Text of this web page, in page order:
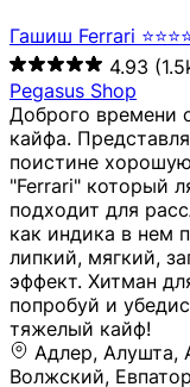
Гашиш Ferrari
4.93
Pegasus Shop
Доброго времени
кайфа.
поистине
"Ferrari" который
подходит для
как индика в нем
липкий, мягкий,
эффект. Хитман
попробуй и
тяжелый кайф!
Адлер, Алушта, Астрахань, Бахчисарай, Волгоград, Волжский, Евпатория, Екатеринбург, Ишимбай, Казань, Керчь, Копейск, Курск, Рыльск, Саки, Салават, Симферополь, Сочи, Старый Крым, Стерлитамак, Судак, Уфа, Феодосия, Хабаровск, Челябинск, Ялта, Джанкой, Новосибирск, Щёлкино, Санкт-Петербург, Мурманск, Сургут, Невинномысск, Черкесск, Усть-Лабинск, Геленджик, Ставрополь, Калуга, Елец, Лебедянь, Данков, Жуковский, Оренбург, Орск (Оренбургская область), Магнитогорск, Пермь, Зеленоград, Солнечногорск, Нижний Новгород, Лысково, Заволжье, Кстово, Балахна (Нижегородская область), Богородск, Бор (Нижегородская область), Саратов, Энгельс, Ижевск, Тюмень, Ростов-на-Дону, Шахты, Новочеркасск, Батайск, Аксай, Люберцы, Истра, Москва, Армавир, Краснодар, Магадан, Самара, Анапа, Славянск-на-Кубани, Чаплыгин, Липецк, Нижний Тагил, Орехово-Зуево, Усть-Джегута, Лянтор, Нефтеюганск, Пыть-Ях, Урень, Ветлуга, Шахунья, Новороссийск, Крымск, Тимашёвск, Тольятти, Воткинск, Звенигород, Руза, Можайск, Белгород, Воронеж, Соликамск, Нытва, Лысьва (Пермский край), Чусовой, Кунгур, Краснокамск, Миасс, Губаха, Тула, Новомосковск, Донской, Омск, Льгов, Мытищи, Королёв, Ивантеевка, Балашиха, Семилуки, Кудымкар, Старый Оскол, Оса (Пермский край), Одинцово (Московская область), Ханты-Мансийск, Лабинск, Темрюк, Курганинск, Белореченск (Краснодарский край), Алупкa, Губкин, Рязань, Калининград, Усть-Илимск, Фрязино, Минеральные Воды, Пятигорск, Кострома, Ярославль, Коркино, Верхняя Пышма, Подольск, Красноярск, Смоленск, Долгопрудный, Чебоксары, Калачинск, Канск, Киров (Кировская область), Вологда, Рославль, Владивосток, Обнинск, Балабаново (Калужская область), Малоярославец, Брянск, Видное, Ярцево, Вязьма, Гагарин, Приволжск, Фурманов, Чайковский, Кинешма, Горячий Ключ, Улан-Удэ, Туймазы, Дюртюли, Альметьевск, Нефтекамск, Хадыженск, Апшеронск, Майкоп, Уссурийск, Ульяновск, Гатчина, Луга (Ленинградская область), Надым, Ногинск, Электросталь, Железнодорожный (Московская область), Бутурлиновка, Кириллов, Краснознаменск (Калиниградская область), Мышкин, Томмот, Холм, Абакан, Абдулино, Агидель, Агрыз, Адыгейск, Азнакаево, Алатырь, Алдан, Алейск, Александров, Александровск, Алексеевка (Белгородская обл.), Алексин, Амурск, Анадырь, Ангарск, Андреаполь, Анжеро-Судженск, Анива, Апатиты, Арамиль, Ардон, Арзамас, Аркадак, Арсеньев, Артём, Артёмовский, Архангельск, Асбест, Асино, Аткарск, Ахтубинск, Аша, Бабаево (Вологодская область), Бавлы (Республика Татарстан), Байкальск, Бакал, Баксан, Балаклава, Балаково (Саратовская область), Балашов (Саратовская область), Балтийск, Барабинск, Барнаул, Барыш (Ульяновская область), Бежецк, Белая Калитва (Ростовская область), Белебей, Белогорск (Крым), Белозерск, Белокуриха, Беломорск, Белоозёрский (Московская область), Белорецк (Республика Башкортостан), Кызыл, Белоярский (Ханты-Мансийский АО), Бердск, Березники (Пермский край), Берёзовский (Кемеровская область), Берёзовский (Свердловская область), Беслан, Бийск, Бикин, Билибино, Биробиджан, Благовещенск (Амурская область), Благовещенск (Башкортостан), Бобров,